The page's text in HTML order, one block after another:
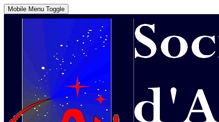
Mobile Menu Toggle